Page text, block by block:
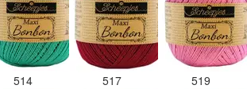
514 517 519